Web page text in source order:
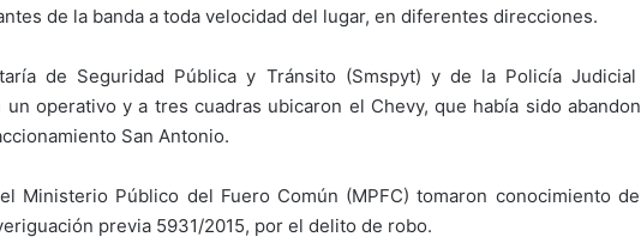
de la banda a toda velocidad del lugar, en diferentes direcciones.
de Seguridad Pública y Tránsito (Smspyt) y de la Policía
un operativo y a tres cuadras ubicaron el Chevy, que había sido
San Antonio.
Ministerio Público del Fuero Común (MPFC) tomaron conocimiento
previa 5931/2015, por el delito de robo.